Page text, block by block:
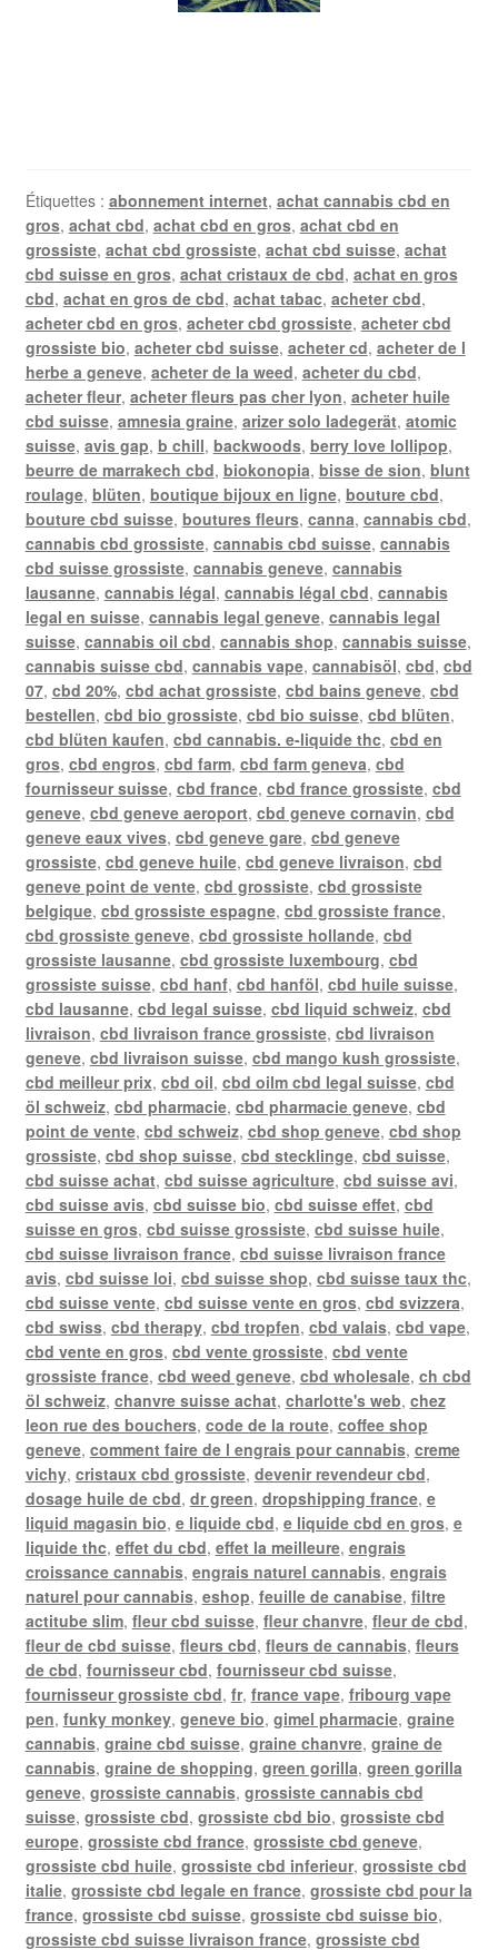
Étiquettes : abonnement internet, achat cannabis cbd en
gros, achat cbd, achat cbd en gros, achat cbd en
grossiste, achat cbd grossiste, achat cbd suisse, achat
cbd suisse en gros, achat cristaux de cbd, achat en gros
cbd, achat en gros de cbd, achat tabac, acheter cbd,
acheter cbd en gros, acheter cbd grossiste, acheter cbd
grossiste bio, acheter cbd suisse, acheter cd, acheter de l
herbe a geneve, acheter de la weed, acheter du cbd,
acheter fleur, acheter fleurs pas cher lyon, acheter huile
cbd suisse, amnesia graine, arizer solo ladegerät, atomic
suisse, avis gap, b chill, backwoods, berry love lollipop,
beurre de marrakech cbd, biokonopia, bisse de sion, blunt
roulage, blüten, boutique bijoux en ligne, bouture cbd,
bouture cbd suisse, boutures fleurs, canna, cannabis cbd,
cannabis cbd grossiste, cannabis cbd suisse, cannabis
cbd suisse grossiste, cannabis geneve, cannabis
lausanne, cannabis légal, cannabis légal cbd, cannabis
legal en suisse, cannabis legal geneve, cannabis legal
suisse, cannabis oil cbd, cannabis shop, cannabis suisse,
cannabis suisse cbd, cannabis vape, cannabisöl, cbd, cbd
07, cbd 20%, cbd achat grossiste, cbd bains geneve, cbd
bestellen, cbd bio grossiste, cbd bio suisse, cbd blüten,
cbd blüten kaufen, cbd cannabis. e-liquide thc, cbd en
gros, cbd engros, cbd farm, cbd farm geneva, cbd
fournisseur suisse, cbd france, cbd france grossiste, cbd
geneve, cbd geneve aeroport, cbd geneve cornavin, cbd
geneve eaux vives, cbd geneve gare, cbd geneve
grossiste, cbd geneve huile, cbd geneve livraison, cbd
geneve point de vente, cbd grossiste, cbd grossiste
belgique, cbd grossiste espagne, cbd grossiste france,
cbd grossiste geneve, cbd grossiste hollande, cbd
grossiste lausanne, cbd grossiste luxembourg, cbd
grossiste suisse, cbd hanf, cbd hanföl, cbd huile suisse,
cbd lausanne, cbd legal suisse, cbd liquid schweiz, cbd
livraison, cbd livraison france grossiste, cbd livraison
geneve, cbd livraison suisse, cbd mango kush grossiste,
cbd meilleur prix, cbd oil, cbd oilm cbd legal suisse, cbd
öl schweiz, cbd pharmacie, cbd pharmacie geneve, cbd
point de vente, cbd schweiz, cbd shop geneve, cbd shop
grossiste, cbd shop suisse, cbd stecklinge, cbd suisse,
cbd suisse achat, cbd suisse agriculture, cbd suisse avi,
cbd suisse avis, cbd suisse bio, cbd suisse effet, cbd
suisse en gros, cbd suisse grossiste, cbd suisse huile,
cbd suisse livraison france, cbd suisse livraison france
avis, cbd suisse loi, cbd suisse shop, cbd suisse taux thc,
cbd suisse vente, cbd suisse vente en gros, cbd svizzera,
cbd swiss, cbd therapy, cbd tropfen, cbd valais, cbd vape,
cbd vente en gros, cbd vente grossiste, cbd vente
grossiste france, cbd weed geneve, cbd wholesale, ch cbd
öl schweiz, chanvre suisse achat, charlotte's web, chez
leon rue des bouchers, code de la route, coffee shop
geneve, comment faire de l engrais pour cannabis, creme
vichy, cristaux cbd grossiste, devenir revendeur cbd,
dosage huile de cbd, dr green, dropshipping france, e
liquid magasin bio, e liquide cbd, e liquide cbd en gros, e
liquide thc, effet du cbd, effet la meilleure, engrais
croissance cannabis, engrais naturel cannabis, engrais
naturel pour cannabis, eshop, feuille de canabise, filtre
actitube slim, fleur cbd suisse, fleur chanvre, fleur de cbd,
fleur de cbd suisse, fleurs cbd, fleurs de cannabis, fleurs
de cbd, fournisseur cbd, fournisseur cbd suisse,
fournisseur grossiste cbd, fr, france vape, fribourg vape
pen, funky monkey, geneve bio, gimel pharmacie, graine
cannabis, graine cbd suisse, graine chanvre, graine de
cannabis, graine de shopping, green gorilla, green gorilla
geneve, grossiste cannabis, grossiste cannabis cbd
suisse, grossiste cbd, grossiste cbd bio, grossiste cbd
europe, grossiste cbd france, grossiste cbd geneve,
grossiste cbd huile, grossiste cbd inferieur, grossiste cbd
italie, grossiste cbd legale en france, grossiste cbd pour la
france, grossiste cbd suisse, grossiste cbd suisse bio,
grossiste cbd suisse livraison france, grossiste cbd